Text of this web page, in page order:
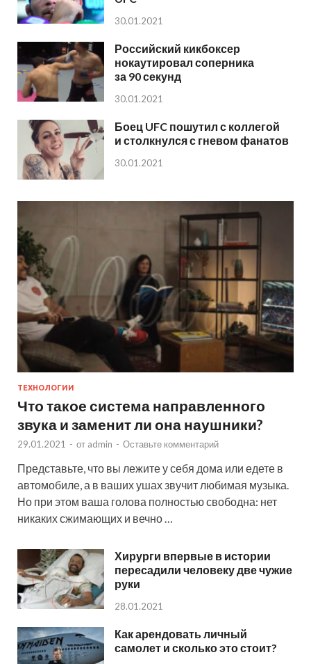
30.01.2021
Российский кикбоксер
нокаутировал соперника
за 90 секунд
30.01.2021
Боец UFC пошутил с коллегой
и столкнулся с гневом фанатов
30.01.2021
ТЕХНОЛОГИИ
Что такое система направленного
звука и заменит ли она наушники?
29.01.2021 - от admin - Оставьте комментарий
Представьте, что вы лежите у себя дома или едете в
автомобиле, а в ваших ушах звучит любимая музыка.
Но при этом ваша голова полностью свободна: нет
никаких сжимающих и вечно …
Хирурги впервые в истории
пересадили человеку две чужие
руки
28.01.2021
Как арендовать личный
самолет и сколько это стоит?